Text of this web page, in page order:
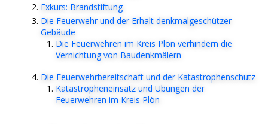
Exkurs: Brandstiftung
Die Feuerwehr und der Erhalt denkmalgeschützer
Gebäude
Die Feuerwehren im Kreis Plön verhindern die
Vernichtung von Baudenkmälern
Die Feuerwehrbereitschaft und der Katastrophenschutz
Katastropheneinsatz und Übungen der
Feuerwehren im Kreis Plön